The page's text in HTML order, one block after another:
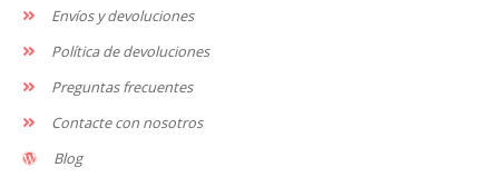
Envíos y devoluciones
Política de devoluciones
Preguntas frecuentes
Contacte con nosotros
Blog